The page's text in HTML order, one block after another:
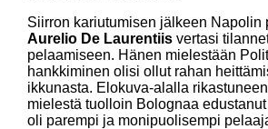
Siirron kariutumisen jälkeen Napolin
Aurelio De Laurentiis vertasi
pelaamiseen. Hänen mielestään
hankkiminen olisi ollut rahan
ikkunasta. Elokuva-alalla
mielestä tuolloin Bolognaa edustanut
oli parempi ja monipuolisempi